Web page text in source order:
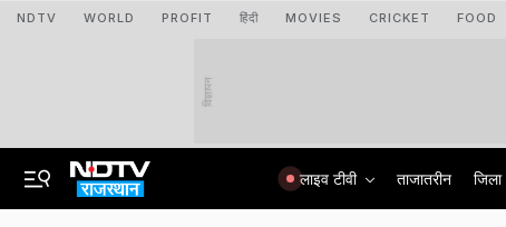
NDTV WORLD PROFIT हिंदी MOVIES CRICKET FOOD
विज्ञापन
लाइव टीवी ताजातरीन जिला